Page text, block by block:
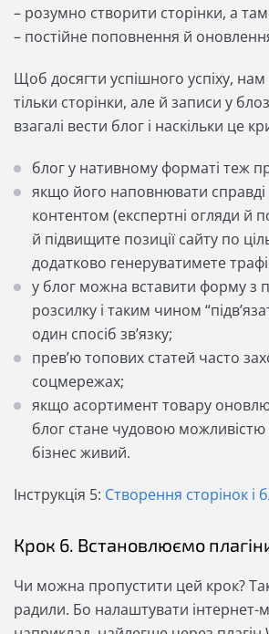
– розумно створити сторінки, а
– постійне поповнення й
Щоб досягти успішного успіху, нам
тільки сторінки, але й записи у
взагалі вести блог і наскільки це
блог у нативному форматі теж
якщо його наповнювати
контентом (експертні огляди й
й підвищите позиції сайту по
додатково генеруватимете
у блог можна вставити форму з
розсилку і таким чином
один спосіб звʼязку;
превʼю топових статей часто
соцмережах;
якщо асортимент товару
блог стане чудовою
бізнес живий.
Інструкція 5: Створення сторінок і
Крок 6. Встановлюємо
Чи можна пропустити цей крок?
радили. Бо налаштувати інтернет-